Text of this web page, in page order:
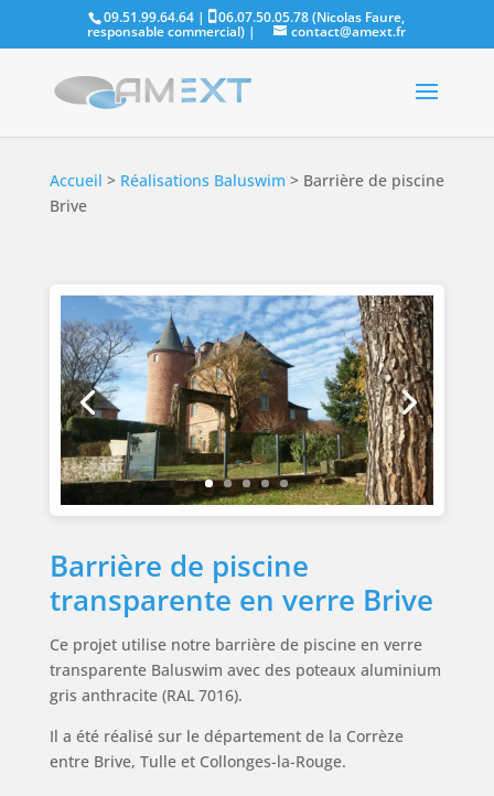
09.51.99.64.64 | 06.07.50.05.78 (Nicolas Faure,
responsable commercial) | contact@amext.fr
Accueil > Réalisations Baluswim > Barrière de piscine
Brive
Barrière de piscine
transparente en verre Brive
Ce projet utilise notre barrière de piscine en verre
transparente Baluswim avec des poteaux aluminium
gris anthracite (RAL 7016).
Il a été réalisé sur le département de la Corrèze
entre Brive, Tulle et Collonges-la-Rouge.